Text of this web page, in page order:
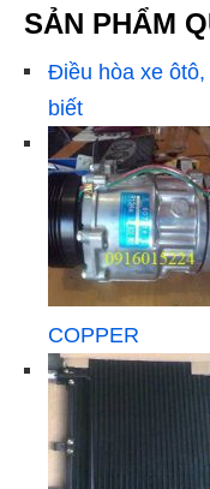
SẢN PHẨM
Điều hòa xe
biết
COPPER